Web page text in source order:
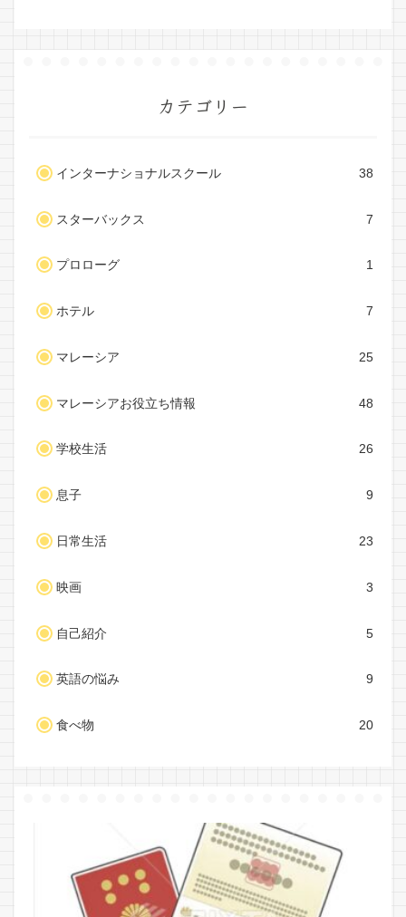
カテゴリー
インターナショナルスクール 38
スターバックス 7
プロローグ 1
ホテル 7
マレーシア 25
マレーシアお役立ち情報 48
学校生活 26
息子 9
日常生活 23
映画 3
自己紹介 5
英語の悩み 9
食べ物 20